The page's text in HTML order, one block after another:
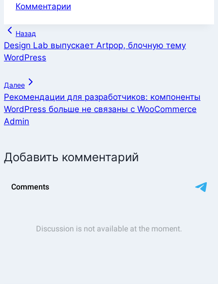
записи:
Комментарии
Навигация
по
записям
Назад
Design Lab выпускает Artpop, блочную тему
WordPress
Далее
Рекомендации для разработчиков: компоненты
WordPress больше не связаны с WooCommerce
Admin
Добавить комментарий